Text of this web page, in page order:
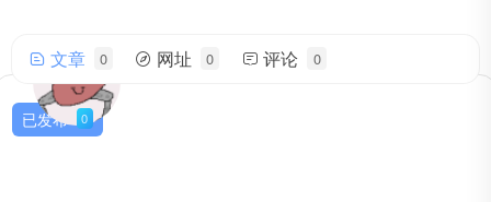
hgxsfmp9f3@iwatermail.com
文章 0 网址 0 评论 0
已发布 0